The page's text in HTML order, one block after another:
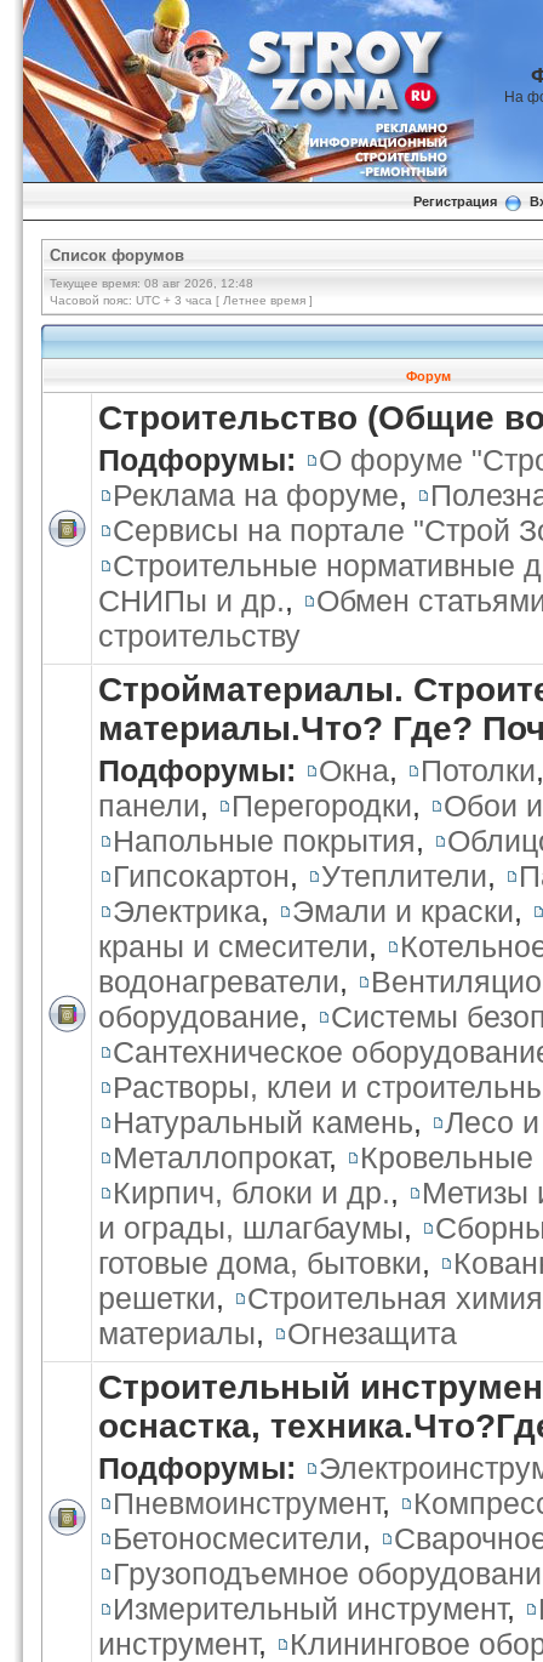
На
Регистрация
Список форумов
Текущее время: 08 авг 2026, 12:48
Часовой пояс: UTC + 3 часа [ Летнее время ]
Форум
Строительство (Общие
Подфорумы:
О форуме
Реклама на форуме,
Сервисы на портале "Строй
Строительные нормативные
СНИПы и др.,
Обмен
строительству
Стройматериалы.
материалы.Что? Где?
Подфорумы: Окна, Потолки
панели, Перегородки,
Обои
Напольные покрытия,
Гипсокартон, Утеплители,
Электрика, Эмали и краски,
краны и смесители,
водонагреватели,
оборудование,
Системы
Сантехническое
Растворы, клеи и
Натуральный камень,
Лесо
Металлопрокат,
Кирпич, блоки и др.,
Метизы
и ограды, шлагбаумы,
готовые дома, бытовки,
решетки,
Строительная химия
материалы, Огнезащита
Строительный
оснастка,
Подфорумы:
Пневмоинструмент,
Бетоносмесители,
Грузоподъемное
Измерительный инструмент,
инструмент, Клининговое